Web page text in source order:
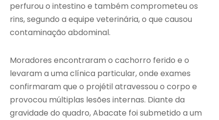
perfurou o intestino e também comprometeu os
rins, segundo a equipe veterinária, o que causou
contaminação abdominal.
Moradores encontraram o cachorro ferido e o
levaram a uma clínica particular, onde exames
confirmaram que o projétil atravessou o corpo e
provocou múltiplas lesões internas. Diante da
gravidade do quadro, Abacate foi submetido a um